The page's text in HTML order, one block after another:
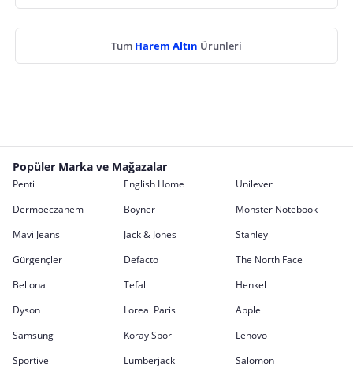
Tüm Harem Altın Ürünleri
Popüler Marka ve Mağazalar
Penti English Home
Unilever
Dermoeczanem
Boyner
Monster Notebook
Mavi Jeans
Jack & Jones
Stanley
Gürgençler
Defacto
The North Face
Bellona
Tefal
Henkel
Dyson
Loreal Paris
Apple
Samsung
Koray Spor
Lenovo
Sportive
Lumberjack Salomon